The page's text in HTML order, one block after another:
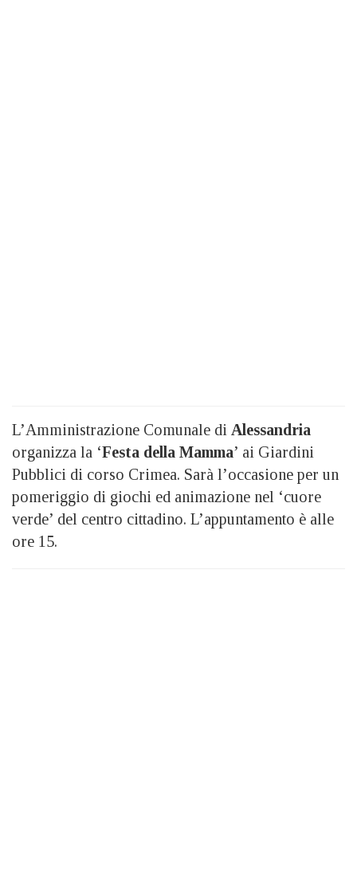
L’Amministrazione Comunale di Alessandria
organizza la ‘Festa della Mamma’ ai Giardini
Pubblici di corso Crimea. Sarà l’occasione per un
pomeriggio di giochi ed animazione nel ‘cuore
verde’ del centro cittadino. L’appuntamento è alle
ore 15.